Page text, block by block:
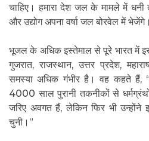
चाहिए। हमारा देश जल के मामले में धनी
और उद्योग अपना वर्षा जल बोरवेल में
भूजल के अधिक इस्तेमाल से पूरे भारत में
गुजरात, राजस्थान, उत्तर प्रदेश,
समस्या अधिक गंभीर है। वह कहते हैं,
4000 साल पुरानी तकनीकों से
जरिए अवगत हैं, लेकिन फिर भी उन्होंने
चुनी।”